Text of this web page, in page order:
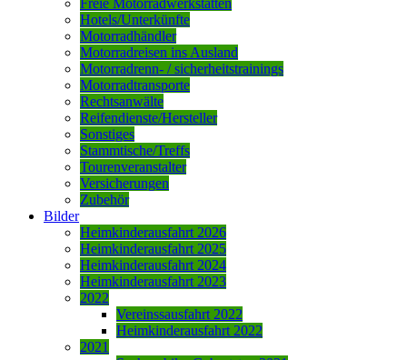
Hotels/Unterkünfte
Motorradhändler
Motorradreisen ins Ausland
Motorradrenn- / sicherheitstrainings
Motorradtransporte
Rechtsanwälte
Reifendienste/Hersteller
Sonstiges
Stammtische/Treffs
Tourenveranstalter
Versicherungen
Zubehör
Bilder
Heimkinderausfahrt 2026
Heimkinderausfahrt 2025
Heimkinderausfahrt 2024
Heimkinderausfahrt 2023
2022
Vereinssausfahrt 2022
Heimkinderausfahrt 2022
2021